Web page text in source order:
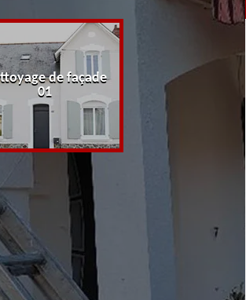
de façade
01
Nettoyage de